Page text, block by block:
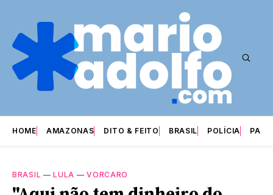
HOME AMAZONAS DITO & FEITO BRASIL POLÍCIA
BRASIL —LULA —VORCARO